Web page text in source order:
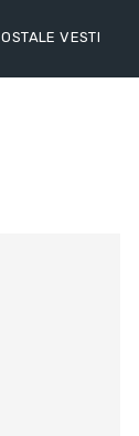
OSTALE VESTI